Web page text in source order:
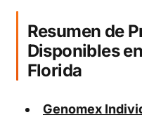
Resumen de
Disponibles
Florida
Genomex